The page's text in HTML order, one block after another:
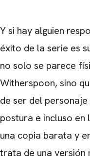
Y si hay alguien
éxito de la serie es
no solo se parece
Witherspoon, sino
de ser del
postura e incluso en
una copia barata y
trata de una versión